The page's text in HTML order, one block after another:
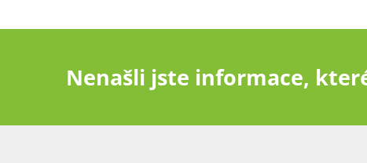
Nenašli jste informace,